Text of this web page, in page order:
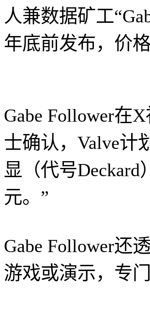
人兼数据矿工
年底前发布，价
Gabe Follower在
士确认，Valve计
显（代号
元。”
Gabe Follower还
游戏或演示，专